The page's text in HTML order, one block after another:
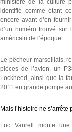
identifié comme étant
encore avant d’en
d’un numéro trouvé sur
américain de l’époque.
Le pêcheur marseillais,
pièces de l’avion, un
Lockheed, ainsi que la
2011 en grande pompe
Mais l’histoire ne s’arrête
Luc Vanrell monte